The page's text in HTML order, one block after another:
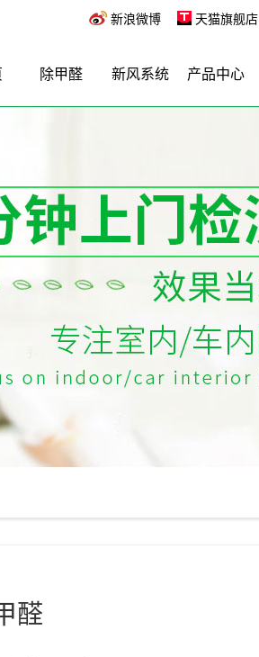
新浪微博 天猫旗舰店
除甲醛 新风系统 产品中心
醛